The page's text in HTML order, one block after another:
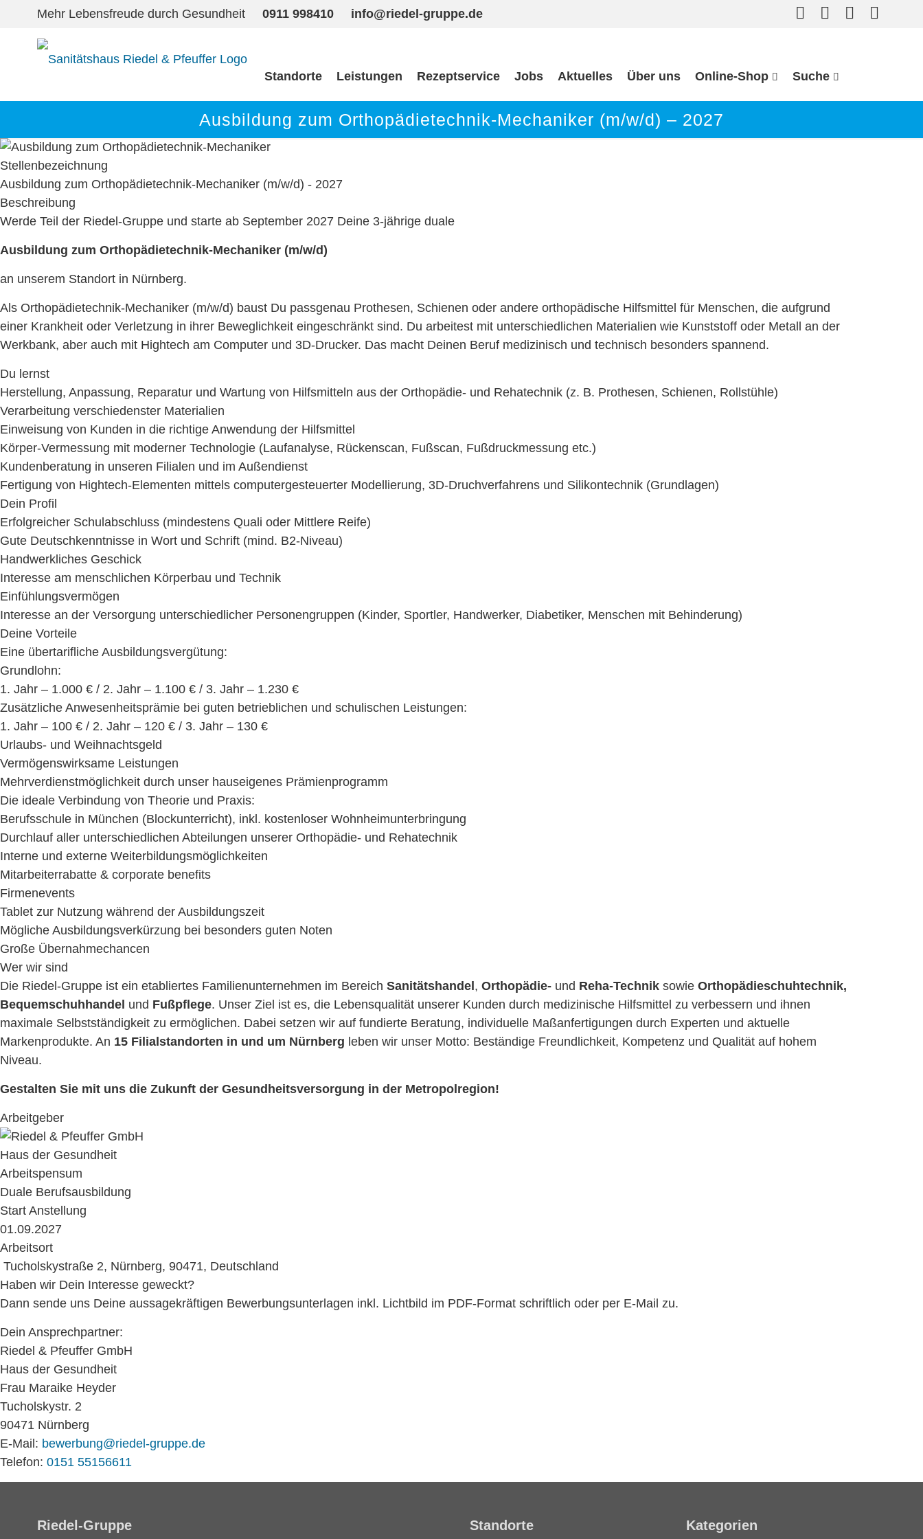
Mehr Lebensfreude durch Gesundheit 0911 998410 info@riedel-gruppe.de
Standorte Leistungen Rezeptservice Jobs Aktuelles Über uns Online-Shop Suche
Ausbildung zum Orthopädietechnik-Mechaniker (m/w/d) – 2027
Stellenbezeichnung
Ausbildung zum Orthopädietechnik-Mechaniker (m/w/d) - 2027
Beschreibung
Werde Teil der Riedel-Gruppe und starte ab September 2027 Deine 3-jährige duale
Ausbildung zum Orthopädietechnik-Mechaniker (m/w/d)
an unserem Standort in Nürnberg.
Als Orthopädietechnik-Mechaniker (m/w/d) baust Du passgenau Prothesen, Schienen oder andere orthopädische Hilfsmittel für Menschen, die aufgrund
einer Krankheit oder Verletzung in ihrer Beweglichkeit eingeschränkt sind. Du arbeitest mit unterschiedlichen Materialien wie Kunststoff oder Metall an der
Werkbank, aber auch mit Hightech am Computer und 3D-Drucker. Das macht Deinen Beruf medizinisch und technisch besonders spannend.
Du lernst
Herstellung, Anpassung, Reparatur und Wartung von Hilfsmitteln aus der Orthopädie- und Rehatechnik (z. B. Prothesen, Schienen, Rollstühle)
Verarbeitung verschiedenster Materialien
Einweisung von Kunden in die richtige Anwendung der Hilfsmittel
Körper-Vermessung mit moderner Technologie (Laufanalyse, Rückenscan, Fußscan, Fußdruckmessung etc.)
Kundenberatung in unseren Filialen und im Außendienst
Fertigung von Hightech-Elementen mittels computergesteuerter Modellierung, 3D-Druchverfahrens und Silikontechnik (Grundlagen)
Dein Profil
Erfolgreicher Schulabschluss (mindestens Quali oder Mittlere Reife)
Gute Deutschkenntnisse in Wort und Schrift (mind. B2-Niveau)
Handwerkliches Geschick
Interesse am menschlichen Körperbau und Technik
Einfühlungsvermögen
Interesse an der Versorgung unterschiedlicher Personengruppen (Kinder, Sportler, Handwerker, Diabetiker, Menschen mit Behinderung)
Deine Vorteile
Eine übertarifliche Ausbildungsvergütung:
Grundlohn:
1. Jahr – 1.000 € / 2. Jahr – 1.100 € / 3. Jahr – 1.230 €
Zusätzliche Anwesenheitsprämie bei guten betrieblichen und schulischen Leistungen:
1. Jahr – 100 € / 2. Jahr – 120 € / 3. Jahr – 130 €
Urlaubs- und Weihnachtsgeld
Vermögenswirksame Leistungen
Mehrverdienstmöglichkeit durch unser hauseigenes Prämienprogramm
Die ideale Verbindung von Theorie und Praxis:
Berufsschule in München (Blockunterricht), inkl. kostenloser Wohnheimunterbringung
Durchlauf aller unterschiedlichen Abteilungen unserer Orthopädie- und Rehatechnik
Interne und externe Weiterbildungsmöglichkeiten
Mitarbeiterrabatte & corporate benefits
Firmenevents
Tablet zur Nutzung während der Ausbildungszeit
Mögliche Ausbildungsverkürzung bei besonders guten Noten
Große Übernahmechancen
Wer wir sind
Die Riedel-Gruppe ist ein etabliertes Familienunternehmen im Bereich Sanitätshandel , Orthopädie- und Reha-Technik sowie Orthopädieschuhtechnik,
Bequemschuhhandel und Fußpflege. Unser Ziel ist es, die Lebensqualität unserer Kunden durch medizinische Hilfsmittel zu verbessern und ihnen
maximale Selbstständigkeit zu ermöglichen. Dabei setzen wir auf fundierte Beratung, individuelle Maßanfertigungen durch Experten und aktuelle
Markenprodukte. An 15 Filialstandorten in und um Nürnberg leben wir unser Motto: Beständige Freundlichkeit, Kompetenz und Qualität auf hohem
Niveau.
Gestalten Sie mit uns die Zukunft der Gesundheitsversorgung in der Metropolregion!
Arbeitgeber
Arbeitspensum
Duale Berufsausbildung
Start Anstellung
01.09.2027
Arbeitsort
Tucholskystraße 2, Nürnberg, 90471, Deutschland
Haben wir Dein Interesse geweckt?
Dann sende uns Deine aussagekräftigen Bewerbungsunterlagen inkl. Lichtbild im PDF-Format schriftlich oder per E-Mail zu.
Dein Ansprechpartner:
Riedel & Pfeuffer GmbH
Haus der Gesundheit
Frau Maraike Heyder
Tucholskystr. 2
90471 Nürnberg
E-Mail: bewerbung@riedel-gruppe.de
Telefon: 0151 55156611
Riedel-Gruppe Standorte Kategorien